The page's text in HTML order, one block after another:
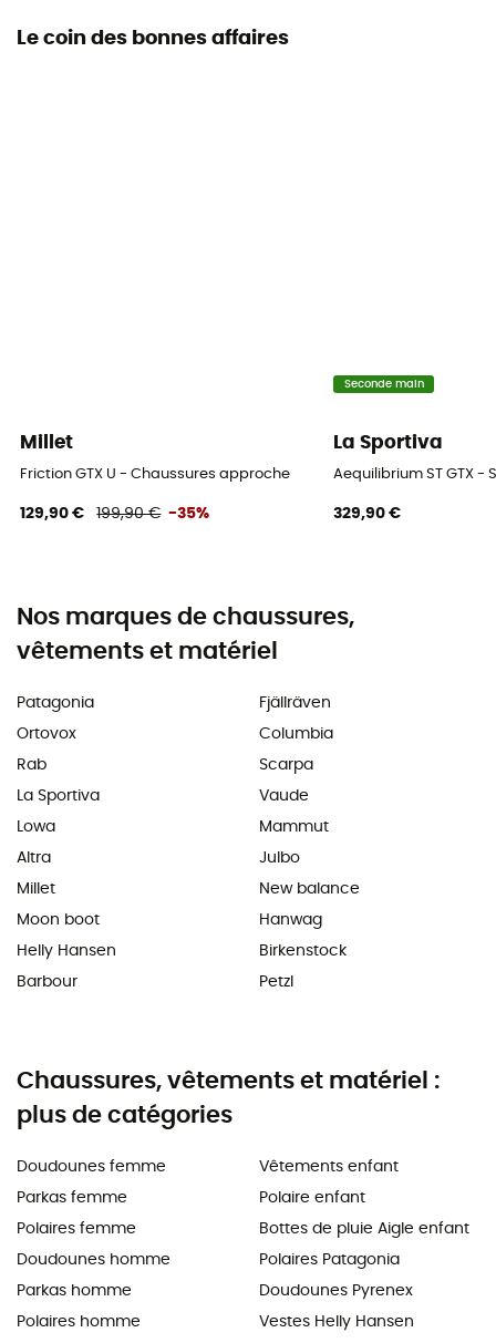
Le coin des bonnes affaires
Millet
Friction GTX U - Chaussures approche
129,90 € 199,90 € -35%
Seconde main
La Sportiva
Aequilibrium ST GTX
329,90 €
Nos marques de chaussures,
vêtements et matériel
Patagonia
Ortovox
Rab
La Sportiva
Lowa
Altra
Millet
Moon boot
Helly Hansen
Barbour
Fjällräven
Columbia
Scarpa
Vaude
Mammut
Julbo
New balance
Hanwag
Birkenstock
Petzl
Chaussures, vêtements et matériel :
plus de catégories
Doudounes femme
Parkas femme
Polaires femme
Doudounes homme
Parkas homme
Polaires homme
Vêtements enfant
Polaire enfant
Bottes de pluie Aigle enfant
Polaires Patagonia
Doudounes Pyrenex
Vestes Helly Hansen